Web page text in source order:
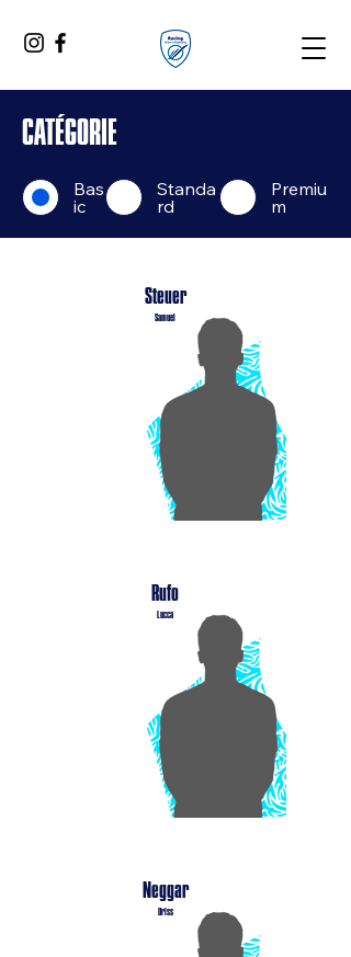
CATÉGORIE
Bas
ic
Standa
rd
Premiu
m
Steuer
Samuel
Rufo
Lucca
Neggar
Driss